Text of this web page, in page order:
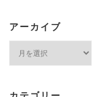
アーカイブ
ブ